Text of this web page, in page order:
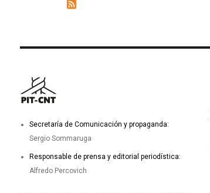
Secretaría de Comunicación y propaganda:
Sergio Sommaruga
Responsable de prensa y editorial periodística:
Alfredo Percovich